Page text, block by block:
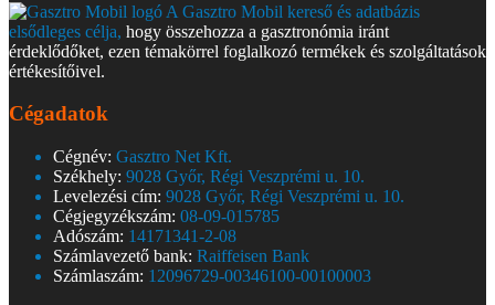
A Gasztro Mobil kereső és adatbázis
elsődleges célja, hogy összehozza a gasztronómia iránt
érdeklődőket, ezen témakörrel foglalkozó termékek és szolgáltatások
értékesítőivel.
Cégadatok
Cégnév: Gasztro Net Kft.
Székhely: 9028 Győr, Régi Veszprémi u. 10.
Levelezési cím: 9028 Győr, Régi Veszprémi u. 10.
Cégjegyzékszám: 08-09-015785
Adószám: 14171341-2-08
Számlavezető bank: Raiffeisen Bank
Számlaszám: 12096729-00346100-00100003